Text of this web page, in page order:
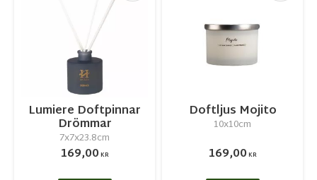
Lumiere Doftpinnar
Drömmar
7x7x23.8cm
169,00KR
Doftljus Mojito
10x10cm
169,00KR